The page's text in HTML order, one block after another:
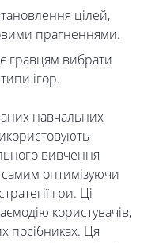
цілей,
прагненнями.
гравцям вибрати
ігор.
навчальних
вивчення
оптимізуючи
гри. Ці
користувачів,
посібниках. Ця